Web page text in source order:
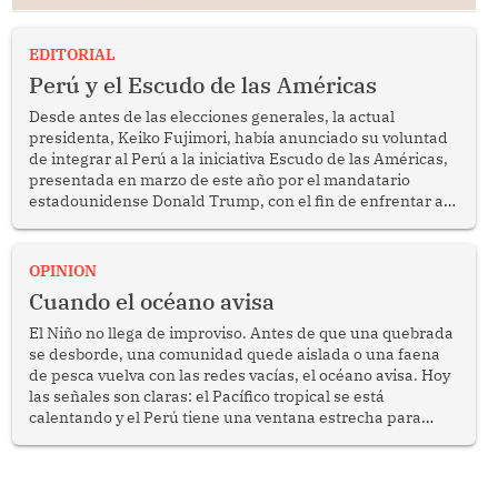
EDITORIAL
Perú y el Escudo de las Américas
Desde antes de las elecciones generales, la actual
presidenta, Keiko Fujimori, había anunciado su voluntad
de integrar al Perú a la iniciativa Escudo de las Américas,
presentada en marzo de este año por el mandatario
estadounidense Donald Trump, con el fin de enfrentar al
OPINION
Cuando el océano avisa
El Niño no llega de improviso. Antes de que una quebrada
se desborde, una comunidad quede aislada o una faena
de pesca vuelva con las redes vacías, el océano avisa. Hoy
las señales son claras: el Pacífico tropical se está
calentando y el Perú tiene una ventana estrecha para